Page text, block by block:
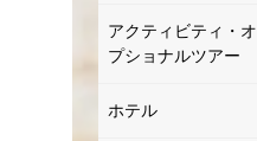
アクティビティ・オ
プショナルツアー
ホテル